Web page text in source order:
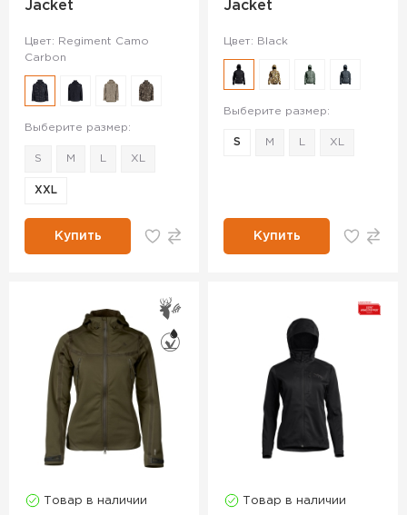
Jacket
Цвет: Regiment Camo
Carbon
Выберите размер:
S M XL
XXL
Купить
Jacket
Цвет: Black
Выберите размер:
S M XL
Купить
Товар в наличии Товар в наличии